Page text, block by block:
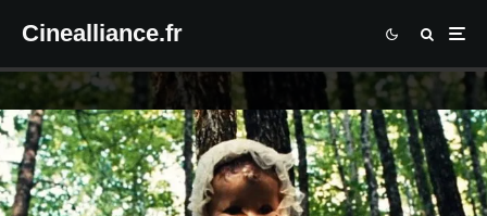
Cinealliance.fr